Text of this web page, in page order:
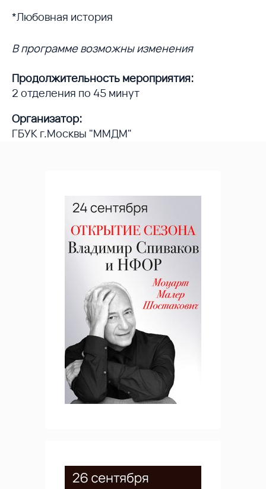
*Любовная история
В программе возможны изменения
Продолжительность мероприятия:
2 отделения по 45 минут
Организатор:
ГБУК г.Москвы "ММДМ"